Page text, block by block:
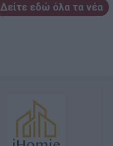
Δείτε εδώ όλα τα νέα